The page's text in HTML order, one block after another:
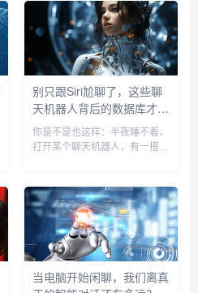
别只跟Siri尬聊了，这些聊
天机器人背后的数据库才是
真宝藏
你是不是也这样：半夜睡不着，
打开某个聊天机器人，有一搭没
它答得挺机灵，有时候又驴唇不
对马嘴，气得你想关掉它，大多
数人可能就觉得，这不过是个
“高级...
当电脑开始闲聊，我们离真